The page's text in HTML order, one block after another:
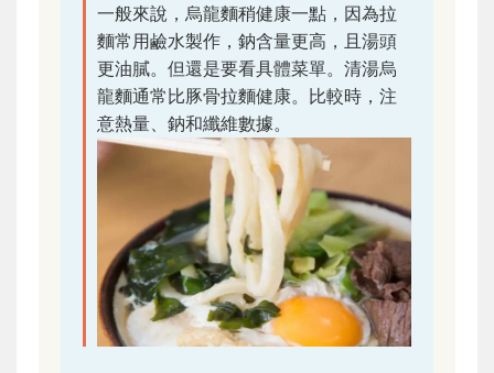
一般來說，烏龍麵稍健康一點，因為拉
麵常用鹼水製作，鈉含量更高，且湯頭
更油膩。但還是要看具體菜單。清湯烏
龍麵通常比豚骨拉麵健康。比較時，注
意熱量、鈉和纖維數據。